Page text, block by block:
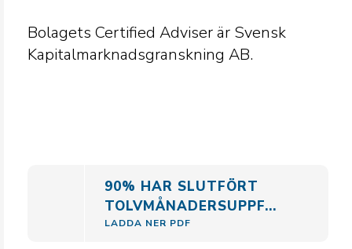
Bolagets Certified Adviser är Svensk
Kapitalmarknadsgranskning AB.
90% HAR SLUTFÖRT
TOLVMÅNADERSUPPF...
LADDA NER PDF